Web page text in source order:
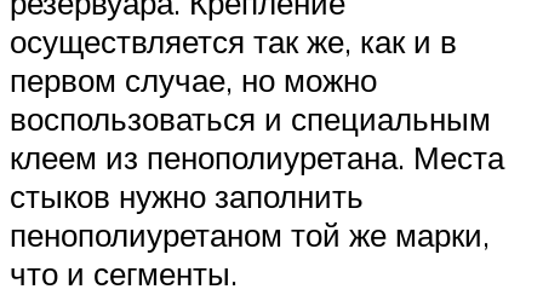
осуществляется так же, как и в
первом случае, но можно
воспользоваться и специальным
клеем из пенополиуретана. Места
стыков нужно заполнить
пенополиуретаном той же марки,
что и сегменты.